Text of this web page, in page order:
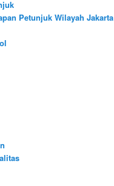
Petunjuk Wilayah Jakarta